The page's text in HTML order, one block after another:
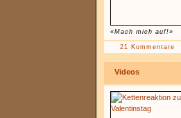
«Mach mich auf!»
21 Kommentare
Videos